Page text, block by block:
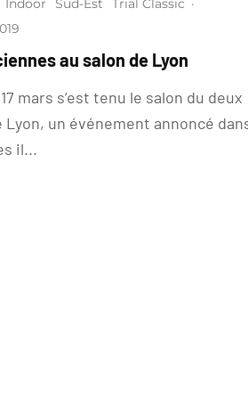
Indoor Sud-Est Trial Classic ·
au salon de Lyon
17 mars s’est tenu le salon du deux
Lyon, un événement annoncé
il...